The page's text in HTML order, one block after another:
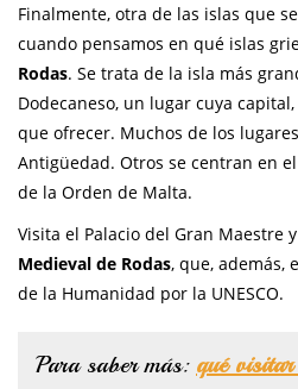
Finalmente, otra de las islas que
cuando pensamos en qué islas
Rodas. Se trata de la isla más
Dodecaneso, un lugar cuya
que ofrecer. Muchos de los
Antigüedad. Otros se centran en
de la Orden de Malta.
Visita el Palacio del Gran Maestre
Medieval de Rodas, que, además,
de la Humanidad por la UNESCO.
Para saber más: qué